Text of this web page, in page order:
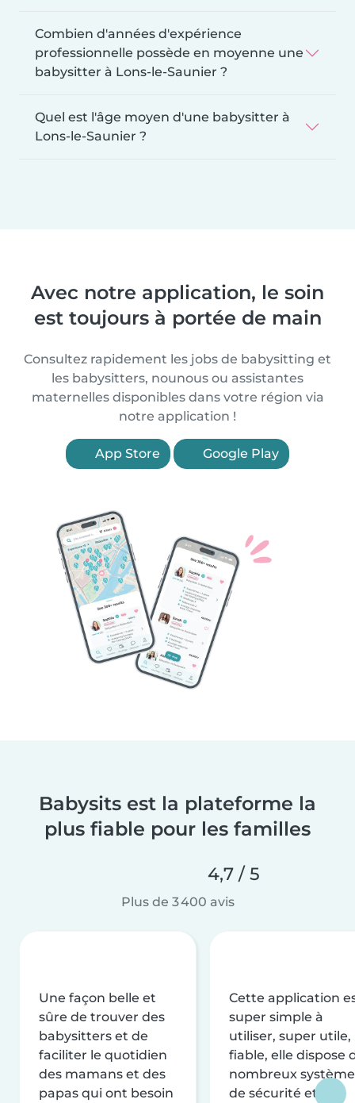
Combien d'années d'expérience
professionnelle possède en moyenne une
babysitter à Lons-le-Saunier ?
Quel est l'âge moyen d'une babysitter à
Lons-le-Saunier ?
Avec notre application, le soin
est toujours à portée de main
Consultez rapidement les jobs de babysitting et
les babysitters, nounous ou assistantes
maternelles disponibles dans votre région via
notre application !
App Store Google Play
Babysits est la plateforme la
plus fiable pour les familles
4,7 / 5
Plus de 3 400 avis
Une façon belle et
sûre de trouver des
babysitters et de
faciliter le quotidien
des mamans et des
papas qui ont besoin
Cette application
super simple à
utiliser, super utile,
fiable, elle dispose
nombreux
de sécurité et de